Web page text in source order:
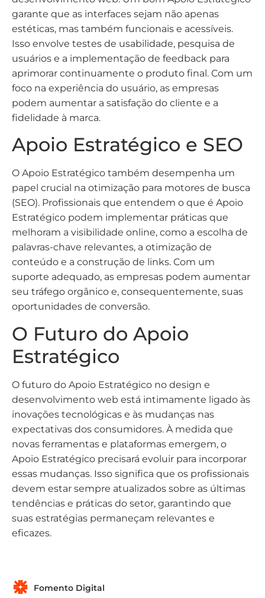
garante que as interfaces sejam não apenas
estéticas, mas também funcionais e acessíveis.
Isso envolve testes de usabilidade, pesquisa de
usuários e a implementação de feedback para
aprimorar continuamente o produto final. Com um
foco na experiência do usuário, as empresas
podem aumentar a satisfação do cliente e a
fidelidade à marca.
Apoio Estratégico e SEO
O Apoio Estratégico também desempenha um
papel crucial na otimização para motores de busca
(SEO). Profissionais que entendem o que é Apoio
Estratégico podem implementar práticas que
melhoram a visibilidade online, como a escolha de
palavras-chave relevantes, a otimização de
conteúdo e a construção de links. Com um
suporte adequado, as empresas podem aumentar
seu tráfego orgânico e, consequentemente, suas
oportunidades de conversão.
O Futuro do Apoio
Estratégico
O futuro do Apoio Estratégico no design e
desenvolvimento web está intimamente ligado às
inovações tecnológicas e às mudanças nas
expectativas dos consumidores. À medida que
novas ferramentas e plataformas emergem, o
Apoio Estratégico precisará evoluir para incorporar
essas mudanças. Isso significa que os profissionais
devem estar sempre atualizados sobre as últimas
tendências e práticas do setor, garantindo que
suas estratégias permaneçam relevantes e
eficazes.
Fomento Digital